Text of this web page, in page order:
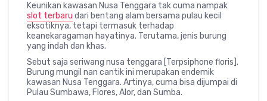
Keunikan kawasan Nusa Tenggara tak cuma nampak
slot terbaru dari bentang alam bersama pulau kecil
eksotiknya, tetapi termasuk terhadap
keanekaragaman hayatinya. Terutama, jenis burung
yang indah dan khas.
Sebut saja seriwang nusa tenggara [Terpsiphone floris].
Burung mungil nan cantik ini merupakan endemik
kawasan Nusa Tenggara. Artinya, cuma bisa dijumpai di
Pulau Sumbawa, Flores, Alor, dan Sumba.